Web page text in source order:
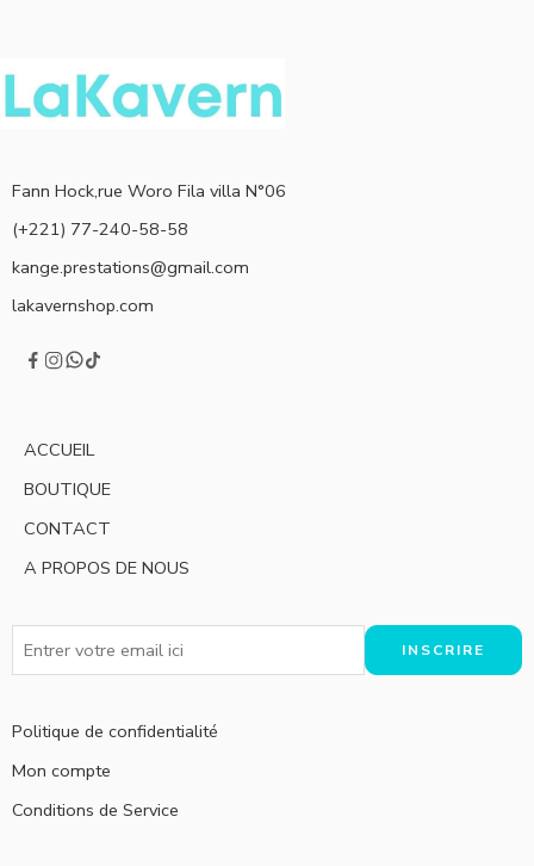
Fann Hock,rue Woro Fila villa N°06
(+221) 77-240-58-58
kange.prestations@gmail.com
lakavernshop.com
ACCUEIL
BOUTIQUE
CONTACT
A PROPOS DE NOUS
Politique de confidentialité
Mon compte
Conditions de Service